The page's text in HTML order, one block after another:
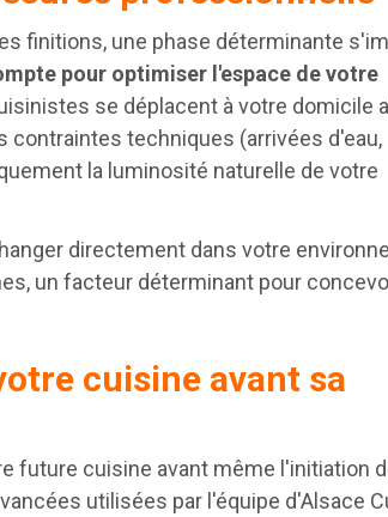
finitions, une phase déterminante
pour optimiser l'espace de votre
se déplacent à votre domicile
contraintes techniques (arrivées d'eau,
la luminosité naturelle de votre
directement dans votre
un facteur déterminant pour
cuisine avant sa
future cuisine avant même l'initiation
utilisées par l'équipe d'Alsace